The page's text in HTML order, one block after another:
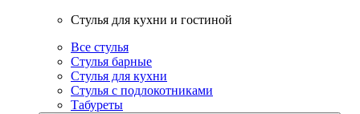
Стулья для кухни и гостиной
Все стулья
Стулья барные
Стулья для кухни
Стулья с подлокотниками
Табуреты